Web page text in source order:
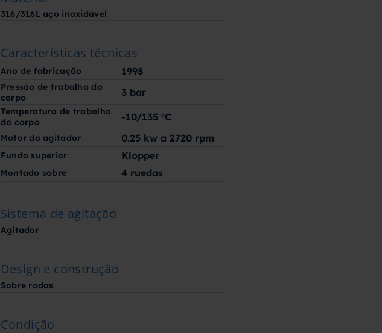
316/316L aço inoxidável
Características técnicas
Ano de fabricação 1998
Pressão de trabalho do
corpo
3 bar
Temperatura de trabalho
do corpo
-10/135 ºC
Motor do agitador 0.25 kw a 2720 rpm
Fundo superior Klopper
Montado sobre 4 ruedas
Sistema de agitação
Agitador
Design e construção
Sobre rodas
Condição